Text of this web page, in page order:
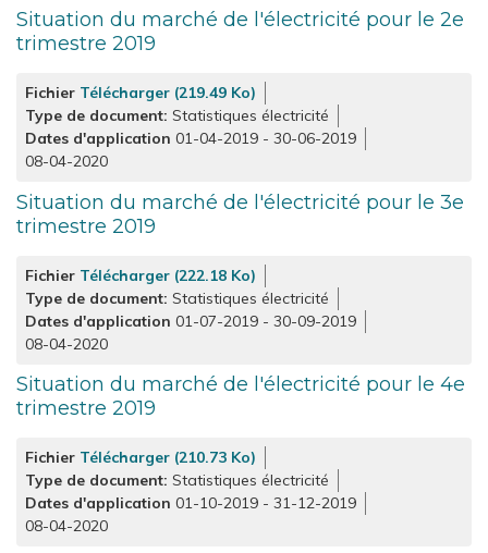
Situation du marché de l'électricité pour le 2e
trimestre 2019
Fichier Télécharger (219.49 Ko)
Type de document Statistiques électricité
Dates d'application 01-04-2019 - 30-06-2019
08-04-2020
Situation du marché de l'électricité pour le 3e
trimestre 2019
Fichier Télécharger (222.18 Ko)
Type de document Statistiques électricité
Dates d'application 01-07-2019 - 30-09-2019
08-04-2020
Situation du marché de l'électricité pour le 4e
trimestre 2019
Fichier Télécharger (210.73 Ko)
Type de document Statistiques électricité
Dates d'application 01-10-2019 - 31-12-2019
08-04-2020